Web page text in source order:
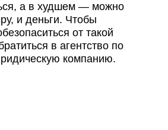
а в худшем — можно
и деньги. Чтобы
от такой
в агентство по
компанию.